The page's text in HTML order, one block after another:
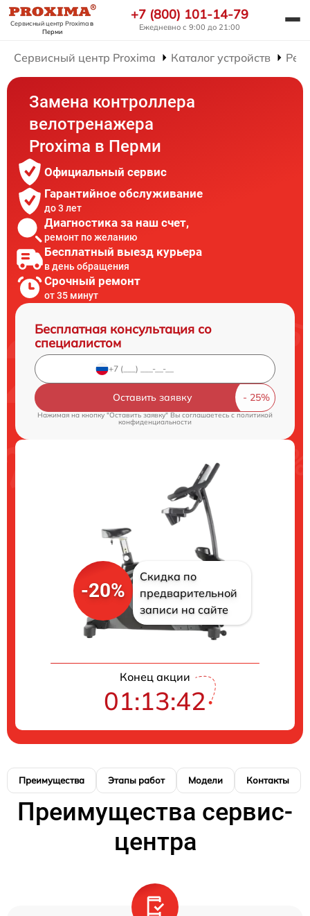
Сервисный центр Proximaв
Перми
+7 (800) 101-14-79
Ежедневно с 9:00 до 21:00
Сервисный центр Proxima Каталог устройств
Замена контроллера
велотренажера
Proxima в Перми
Официальный сервис
Гарантийное обслуживание
до 3 лет
Диагностика за наш счет,
ремонт по желанию
Бесплатный выезд курьера
в день обращения
Срочный ремонт
от 35 минут
Бесплатная консультация со
специалистом
Оставить заявку
Нажимая на кнопку "Оставить заявку" Вы соглашаетесь cполитикой
конфиденциальности
-20%
Скидка по
предварительной
записи на сайте
Конец акции
01:13:42
Преимущества Этапы работ Модели Контакты
Преимущества сервис-
центра